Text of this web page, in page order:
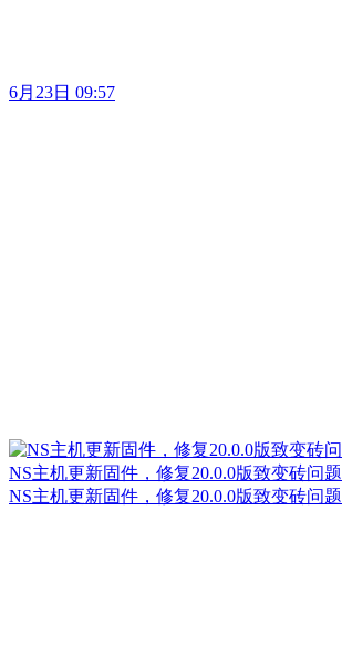
6月23日 09:57
NS主机更新固件，修复20.0.0版致变砖问题
NS主机更新固件，修复20.0.0版致变砖问题